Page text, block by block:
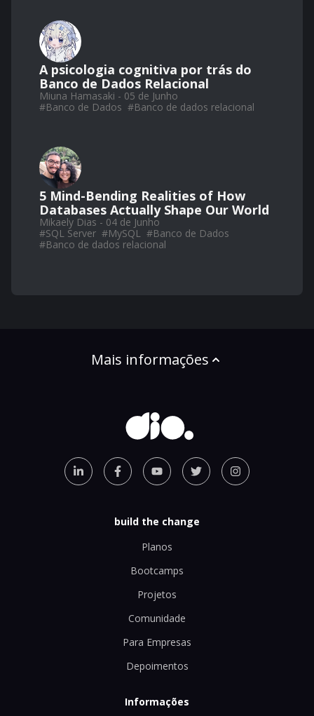
A psicologia cognitiva por trás do
Banco de Dados Relacional
Miuna Hamasaki - 05 de Junho
#Banco de Dados #Banco de dados relacional
5 Mind-Bending Realities of How
Databases Actually Shape Our World
Mikaely Dias - 04 de Junho
#SQL Server #MySQL #Banco de Dados
#Banco de dados relacional
Mais informações
build the change
Planos
Bootcamps
Projetos
Comunidade
Para Empresas
Depoimentos
Informações